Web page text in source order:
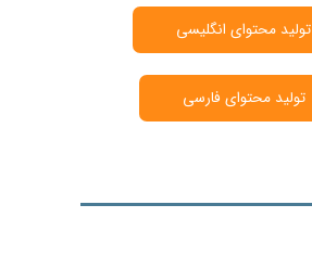
تولید محتوای انگلیسی
تولید محتوای فارسی